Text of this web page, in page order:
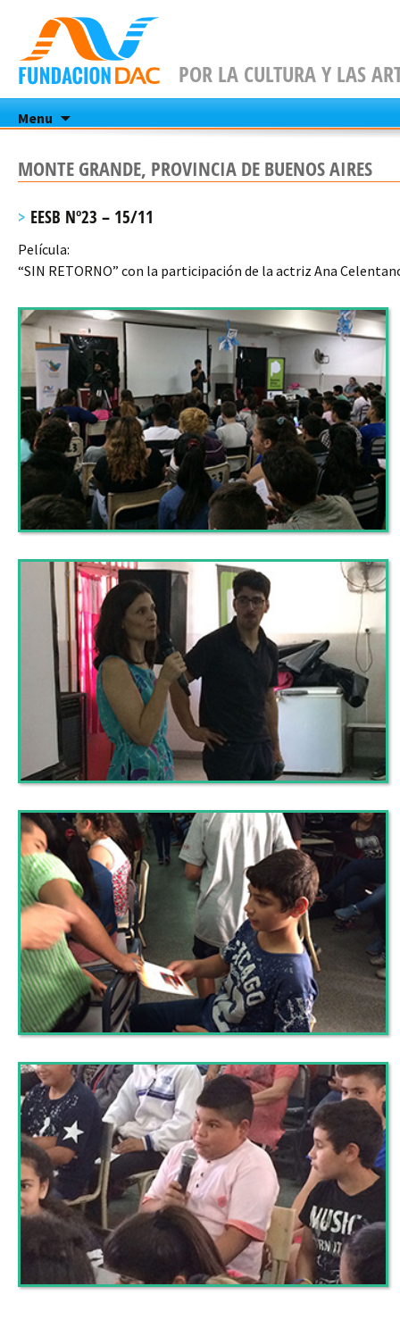
POR LA CULTURA Y LAS
Menu
Skip
to
MONTE GRANDE, PROVINCIA DE BUENOS AIRES
EESB Nº23 – 15/11
Película:
“SIN RETORNO” con la participación de la actriz Ana